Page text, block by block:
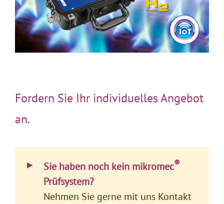
Fordern Sie Ihr individuelles Angebot
an.
► Sie haben noch kein mikromec®
Prüfsystem?
Nehmen Sie gerne mit uns Kontakt